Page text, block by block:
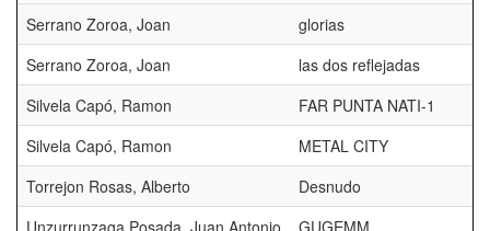
Serrano Zoroa, Joan
glorias
Serrano Zoroa, Joan
las dos reflejadas
Silvela Capó, Ramon
FAR PUNTA NATI-1
Silvela Capó, Ramon
METAL CITY
Torrejon Rosas, Alberto
Desnudo
Unzurrunzaga Posada, Juan Antonio
GUGEMM